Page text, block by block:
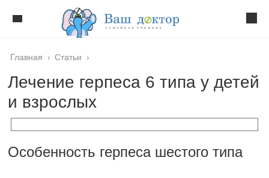
Главная › Статьи ›
Лечение герпеса 6 типа у детей
и взрослых
Особенность герпеса шестого типа